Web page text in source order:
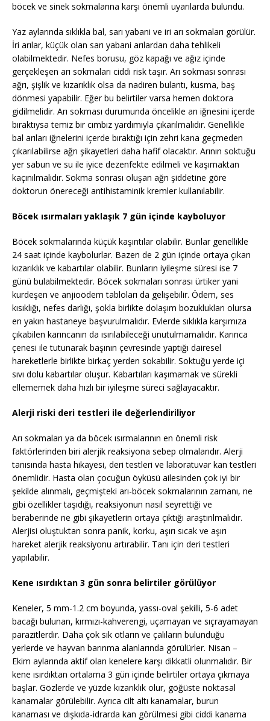
böcek ve sinek sokmalarına karşı önemli uyarılarda bulundu.
Yaz aylarında sıklıkla bal, sarı yabani ve iri arı sokmaları görülür.
İri arılar, küçük olan sarı yabani arılardan daha tehlikeli
olabilmektedir. Nefes borusu, göz kapağı ve ağız içinde
gerçekleşen arı sokmaları ciddi risk taşır. Arı sokması sonrası
ağrı, şişlik ve kızarıklık olsa da nadiren bulantı, kusma, baş
dönmesi yapabilir. Eğer bu belirtiler varsa hemen doktora
gidilmelidir. Arı sokması durumunda öncelikle arı iğnesini içerde
bıraktıysa temiz bir cımbız yardımıyla çıkarılmalıdır. Genellikle
bal arıları iğnelerini içerde bıraktığı için zehri kana geçmeden
çıkarılabilirse ağrı şikayetleri daha hafif olacaktır. Arının soktuğu
yer sabun ve su ile iyice dezenfekte edilmeli ve kaşımaktan
kaçınılmalıdır. Sokma sonrası oluşan ağrı şiddetine göre
doktorun önereceği antihistaminik kremler kullanılabilir.
Böcek ısırmaları yaklaşık 7 gün içinde kayboluyor
Böcek sokmalarında küçük kaşıntılar olabilir. Bunlar genellikle
24 saat içinde kaybolurlar. Bazen de 2 gün içinde ortaya çıkan
kızarıklık ve kabartılar olabilir. Bunların iyileşme süresi ise 7
günü bulabilmektedir. Böcek sokmaları sonrası ürtiker yani
kurdeşen ve anjioödem tabloları da gelişebilir. Ödem, ses
kısıklığı, nefes darlığı, şokla birlikte dolaşım bozuklukları olursa
en yakın hastaneye başvurulmalıdır. Evlerde sıklıkla karşımıza
çıkabilen karıncanın da ısırılabileceği unutulmamalıdır. Karınca
çenesi ile tutunarak başının çevresinde yaptığı dairesel
hareketlerle birlikte birkaç yerden sokabilir. Soktuğu yerde içi
sıvı dolu kabartılar oluşur. Kabartıları kaşımamak ve sürekli
ellememek daha hızlı bir iyileşme süreci sağlayacaktır.
Alerji riski deri testleri ile değerlendiriliyor
Arı sokmaları ya da böcek ısırmalarının en önemli risk
faktörlerinden biri alerjik reaksiyona sebep olmalarıdır. Alerji
tanısında hasta hikayesi, deri testleri ve laboratuvar kan testleri
önemlidir. Hasta olan çocuğun öyküsü ailesinden çok iyi bir
şekilde alınmalı, geçmişteki arı-böcek sokmalarının zamanı, ne
gibi özellikler taşıdığı, reaksiyonun nasıl seyrettiği ve
beraberinde ne gibi şikayetlerin ortaya çıktığı araştırılmalıdır.
Alerjisi oluştuktan sonra panik, korku, aşırı sıcak ve aşırı
hareket alerjik reaksiyonu artırabilir. Tanı için deri testleri
yapılabilir.
Kene ısırdıktan 3 gün sonra belirtiler görülüyor
Keneler, 5 mm-1.2 cm boyunda, yassı-oval şekilli, 5-6 adet
bacağı bulunan, kırmızı-kahverengi, uçamayan ve sıçrayamayan
parazitlerdir. Daha çok sık otların ve çalıların bulunduğu
yerlerde ve hayvan barınma alanlarında görülürler. Nisan –
Ekim aylarında aktif olan kenelere karşı dikkatli olunmalıdır. Bir
kene ısırdıktan ortalama 3 gün içinde belirtiler ortaya çıkmaya
başlar. Gözlerde ve yüzde kızarıklık olur, göğüste noktasal
kanamalar görülebilir. Ayrıca cilt altı kanamalar, burun
kanaması ve dışkıda-idrarda kan görülmesi gibi ciddi kanama